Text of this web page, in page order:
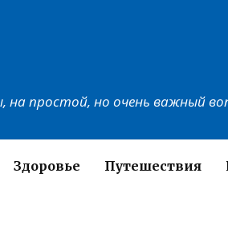
простой, но очень важный
Здоровье Путешествия